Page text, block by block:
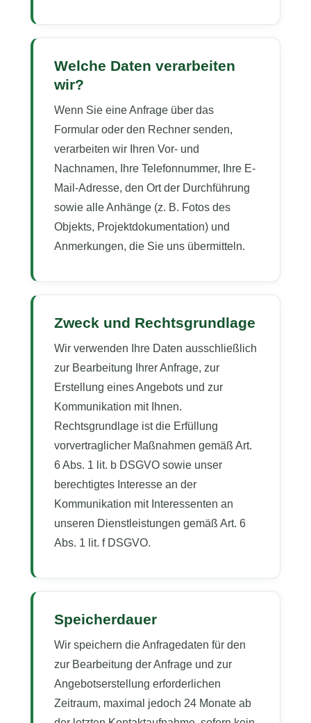
Welche Daten verarbeiten
wir?
Wenn Sie eine Anfrage über das
Formular oder den Rechner senden,
verarbeiten wir Ihren Vor- und
Nachnamen, Ihre Telefonnummer, Ihre E-
Mail-Adresse, den Ort der Durchführung
sowie alle Anhänge (z. B. Fotos des
Objekts, Projektdokumentation) und
Anmerkungen, die Sie uns übermitteln.
Zweck und Rechtsgrundlage
Wir verwenden Ihre Daten ausschließlich
zur Bearbeitung Ihrer Anfrage, zur
Erstellung eines Angebots und zur
Kommunikation mit Ihnen.
Rechtsgrundlage ist die Erfüllung
vorvertraglicher Maßnahmen gemäß Art.
6 Abs. 1 lit. b DSGVO sowie unser
berechtigtes Interesse an der
Kommunikation mit Interessenten an
unseren Dienstleistungen gemäß Art. 6
Abs. 1 lit. f DSGVO.
Speicherdauer
Wir speichern die Anfragedaten für den
zur Bearbeitung der Anfrage und zur
Angebotserstellung erforderlichen
Zeitraum, maximal jedoch 24 Monate ab